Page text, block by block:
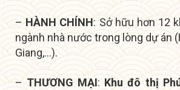
–HÀNH CHÍNH: Sở hữu hơn 12
ngành nhà nước trong lòng dự án
Giang,…).
–THƯƠNG MẠI: Khu đô thị